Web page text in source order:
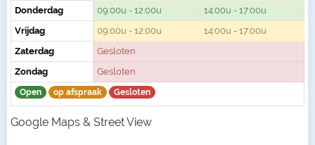
Donderdag
09:00u - 12:00u
14:00u - 17:00u
Vrijdag
09:00u - 12:00u
14:00u - 17:00u
Zaterdag
Gesloten
Zondag
Gesloten
Open op afspraak Gesloten
Google Maps & Street View